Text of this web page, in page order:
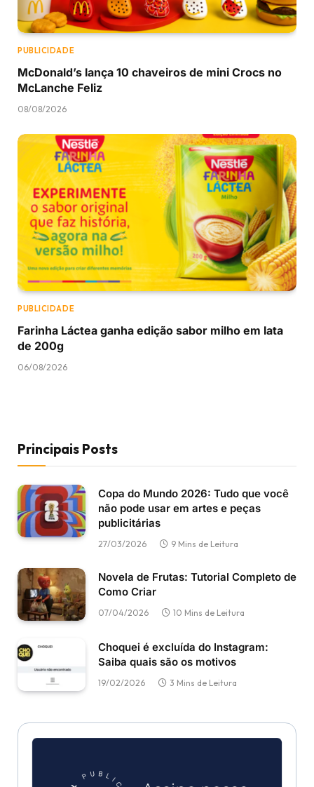
PUBLICIDADE
McDonald’s lança 10 chaveiros de mini Crocs no
McLanche Feliz
08/08/2026
PUBLICIDADE
Farinha Láctea ganha edição sabor milho em lata
de 200g
06/08/2026
Principais Posts
Copa do Mundo 2026: Tudo que você
não pode usar em artes e peças
publicitárias
27/03/2026 9 Mins de Leitura
Novela de Frutas: Tutorial Completo de
Como Criar
07/04/2026 10 Mins de Leitura
Choquei é excluída do Instagram:
Saiba quais são os motivos
19/02/2026 3 Mins de Leitura